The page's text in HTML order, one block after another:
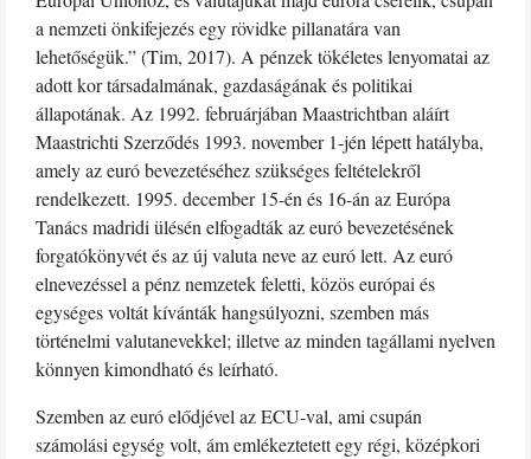
a nemzeti önkifejezés egy rövidke pillanatára van
lehetőségük.” (Tim, 2017). A pénzek tökéletes lenyomatai az
adott kor társadalmának, gazdaságának és politikai
állapotának. Az 1992. februárjában Maastrichtban aláírt
Maastrichti Szerződés 1993. november 1-jén lépett hatályba,
amely az euró bevezetéséhez szükséges feltételekről
rendelkezett. 1995. december 15-én és 16-án az Európa
Tanács madridi ülésén elfogadták az euró bevezetésének
forgatókönyvét és az új valuta neve az euró lett. Az euró
elnevezéssel a pénz nemzetek feletti, közös európai és
egységes voltát kívánták hangsúlyozni, szemben más
történelmi valutanevekkel; illetve az minden tagállami nyelven
könnyen kimondható és leírható.
Szemben az euró elődjével az ECU-val, ami csupán
számolási egység volt, ám emlékeztetett egy régi, középkori